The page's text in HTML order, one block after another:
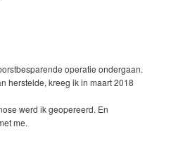
operatie ondergaan.
herstelde, kreeg ik in maart 2018
werd ik geopereerd. En
me.